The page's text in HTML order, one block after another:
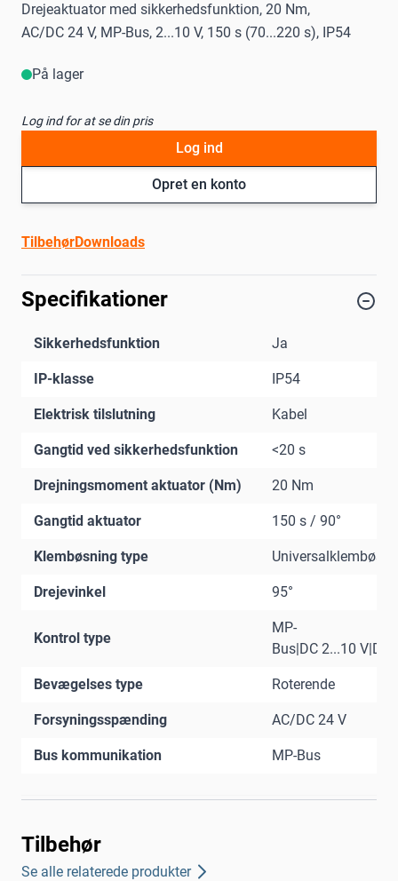
Drejeaktuator med sikkerhedsfunktion, 20 Nm,
AC/DC 24 V, MP-Bus, 2...10 V, 150 s (70...220 s), IP54
På lager
Log ind for at se din pris
Opret en konto
Log ind
TilbehørDownloads
Specifikationer
Sikkerhedsfunktion Ja
IP-klasse IP54
Elektrisk tilslutning Kabel
Gangtid ved sikkerhedsfunktion <20 s
Drejningsmoment aktuator (Nm) 20 Nm
Gangtid aktuator 150 s / 90°
Klembøsning type
Drejevinkel 95°
Kontrol type
MP-
Bus|DC 2...10 V|DC
Bevægelses type Roterende
Forsyningsspænding AC/DC 24 V
Bus kommunikation MP-Bus
Tilbehør
Se alle relaterede produkter